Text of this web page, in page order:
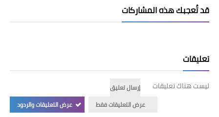
قد تُعجبك هذه المشاركات
تعليقات
ليست هناك تعليقات
إرسال تعليق
عرض التعليقات فقط
عرض التعليقات والردود